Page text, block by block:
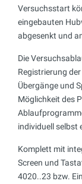
Versuchsstart
eingebauten
abgesenkt und
Die
Registrierung
Übergänge und
Möglichkeit des
individuell selbst
Komplett mit
Screen und
4020..23 bzw.